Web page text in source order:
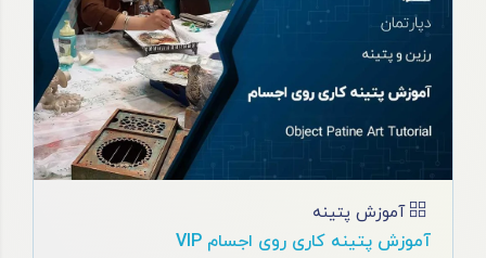
آموزش پتینه
آموزش پتینه کاری روی اجسام VIP